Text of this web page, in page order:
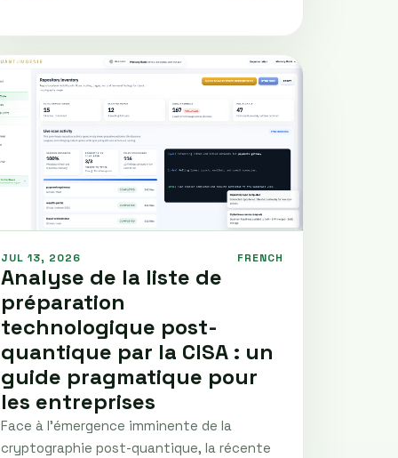
JUL 13, 2026 FRENCH
Analyse de la liste de
préparation
technologique post-
quantique par la CISA : un
guide pragmatique pour
les entreprises
Face à l'émergence imminente de la
cryptographie post-quantique, la récente